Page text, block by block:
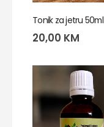
Tonik za jetru 50ml
20,00 KM